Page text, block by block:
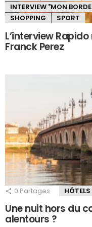
INTERVIEW "MON
SHOPPING
SPORT
L’interview
Franck Perez
0 Partages HÔTELS
Une nuit hors du
alentours ?